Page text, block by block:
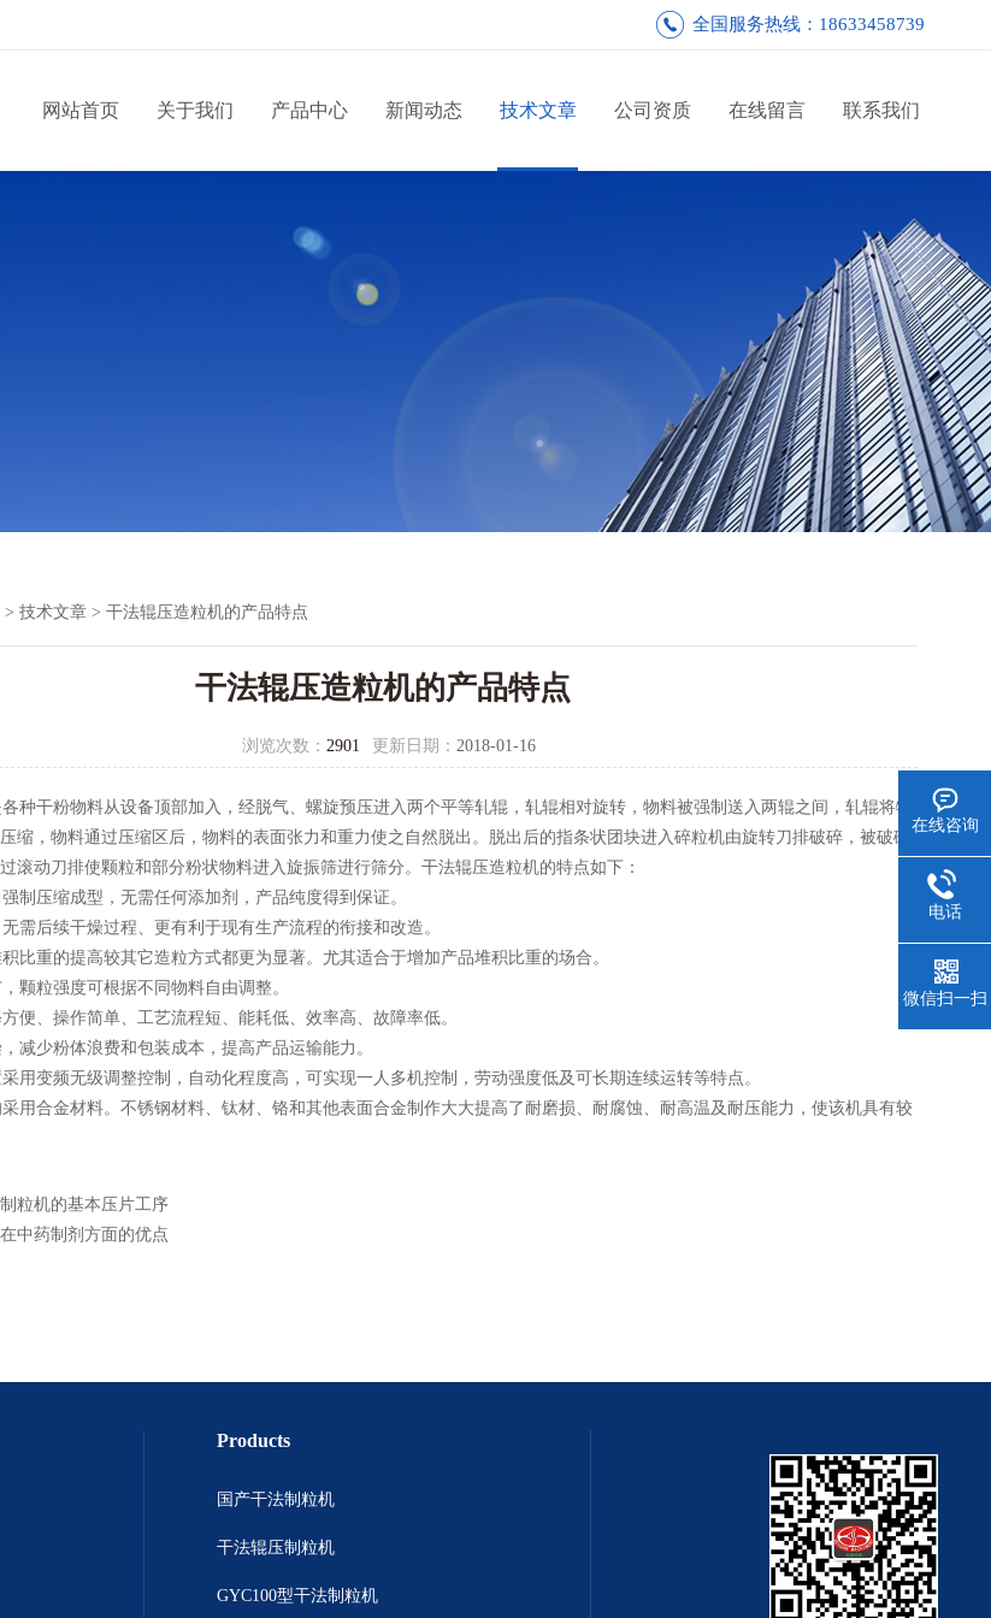
全国服务热线：18633458739
网站首页 关于我们 产品中心 新闻动态 技术文章 公司资质 在线留言 联系我们
> 技术文章 > 干法辊压造粒机的产品特点
干法辊压造粒机的产品特点
浏览次数： 2901 更新日期： 2018-01-16
种干粉物料从设备顶部加入，经脱气、螺旋预压进入两个平等轧辊，轧辊相对旋转，物料被强制送入两辊之间，轧辊将物
缩，物料通过压缩区后，物料的表面张力和重力使之自然脱出。脱出后的指条状团块进入碎粒机由旋转刀排破碎，被破碎
滚动刀排使颗粒和部分粉状物料进入旋振筛进行筛分。干法辊压造粒机的特点如下：
压缩成型，无需任何添加剂，产品纯度得到保证。
后续干燥过程、更有利于现有生产流程的衔接和改造。
重的提高较其它造粒方式都更为显著。尤其适合于增加产品堆积比重的场合。
颗粒强度可根据不同物料自由调整。
、操作简单、工艺流程短、能耗低、效率高、故障率低。
少粉体浪费和包装成本，提高产品运输能力。
变频无级调整控制，自动化程度高，可实现一人多机控制，劳动强度低及可长期连续运转等特点。
合金材料。不锈钢材料、钛材、铬和其他表面合金制作大大提高了耐磨损、耐腐蚀、耐高温及耐压能力，使该机具有较
粒机的基本压片工序
中药制剂方面的优点
Products
国产干法制粒机
干法辊压制粒机
GYC100型干法制粒机
在线咨询
电话
微信扫一扫